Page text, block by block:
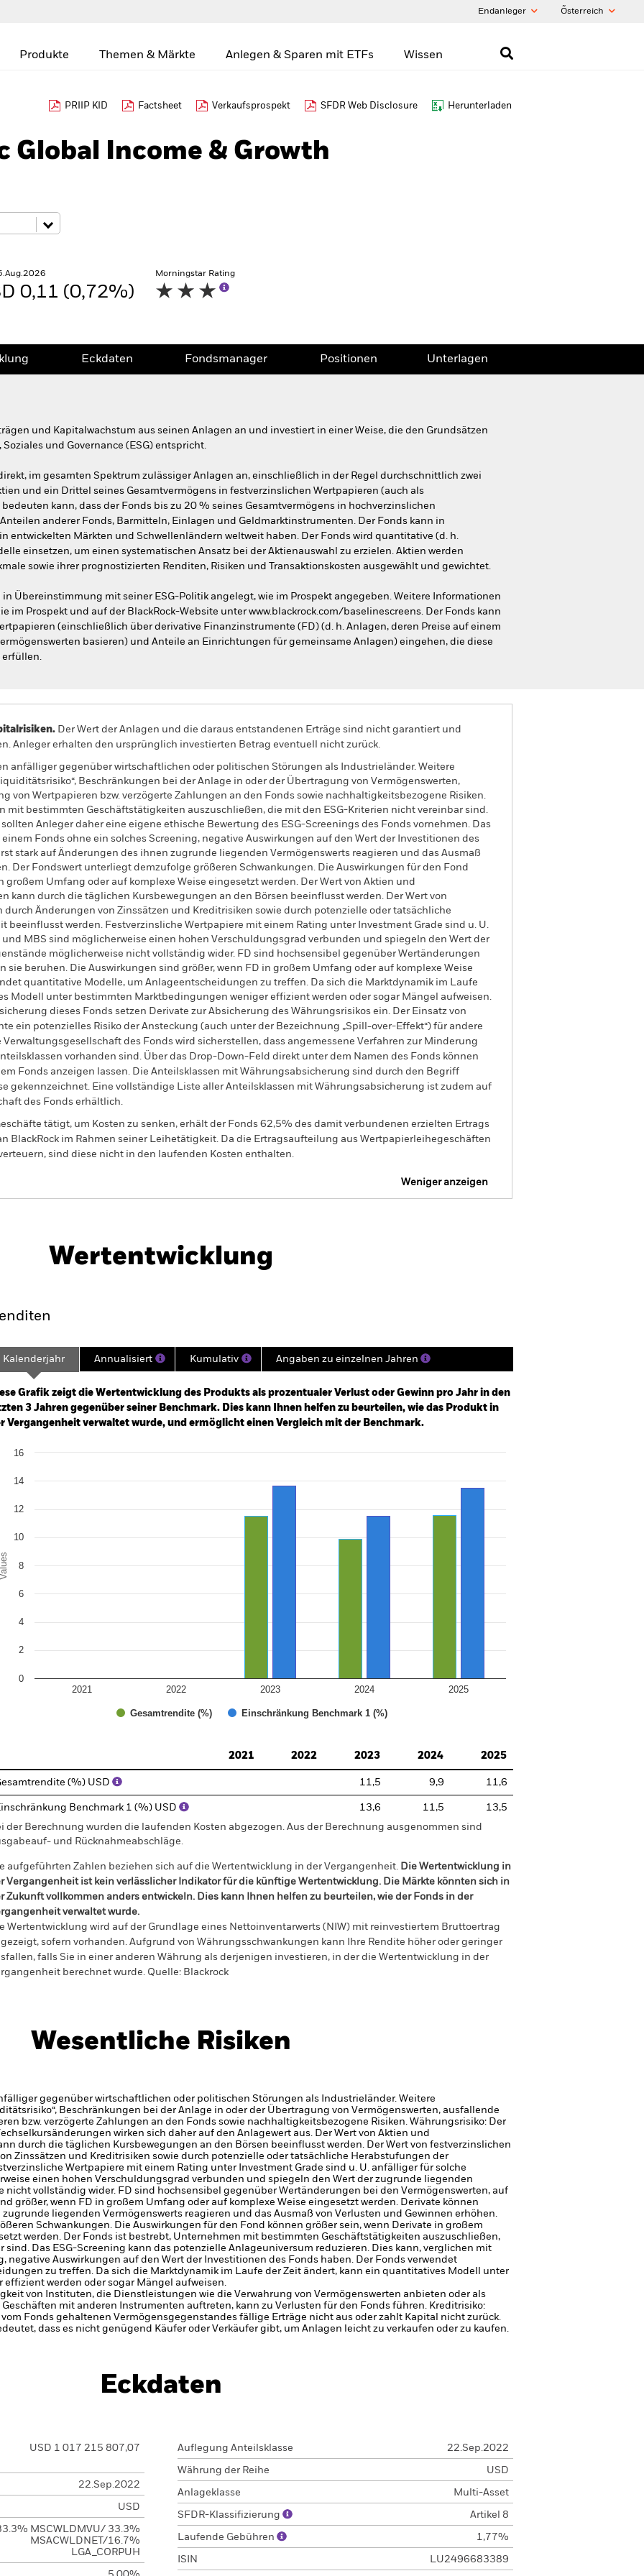
Endanleger Õsterreich
Produkte Themen & Märkte Anlegen & Sparen mit ETFs Wissen
PRIIP KID Factsheet Verkaufsprospekt SFDR Web Disclosure Herunterladen
Global Income & Growth
0,11 (0,72%)
Morningstar Rating
Eckdaten Fondsmanager Positionen Unterlagen
und Kapitalwachstum aus seinen Anlagen an und investiert in einer Weise, die den Grundsätzen
und Governance (ESG) entspricht.
im gesamten Spektrum zulässiger Anlagen an, einschließlich in der Regel durchschnittlich zwei
und ein Drittel seines Gesamtvermögens in festverzinslichen Wertpapieren (auch als
kann, dass der Fonds bis zu 20 % seines Gesamtvermögens in hochverzinslichen
anderer Fonds, Barmitteln, Einlagen und Geldmarktinstrumenten. Der Fonds kann in
entwickelten Märkten und Schwellenländern weltweit haben. Der Fonds wird quantitative (d. h.
einsetzen, um einen systematischen Ansatz bei der Aktienauswahl zu erzielen. Aktien werden
sowie ihrer prognostizierten Renditen, Risiken und Transaktionskosten ausgewählt und gewichtet.
in Übereinstimmung mit seiner ESG-Politik angelegt, wie im Prospekt angegeben. Weitere Informationen
im Prospekt und auf der BlackRock-Website unter www.blackrock.com/baselinescreens. Der Fonds kann
(einschließlich über derivative Finanzinstrumente (FD) (d. h. Anlagen, deren Preise auf einem
basieren) und Anteile an Einrichtungen für gemeinsame Anlagen) eingehen, die diese
erfüllen.
Der Wert der Anlagen und die daraus entstandenen Erträge sind nicht garantiert und
Anleger erhalten den ursprünglich investierten Betrag eventuell nicht zurück.
anfälliger gegenüber wirtschaftlichen oder politischen Störungen als Industrieländer. Weitere
Beschränkungen bei der Anlage in oder der Übertragung von Vermögenswerten,
von Wertpapieren bzw. verzögerte Zahlungen an den Fonds sowie nachhaltigkeitsbezogene Risiken.
mit bestimmten Geschäftstätigkeiten auszuschließen, die mit den ESG-Kriterien nicht vereinbar sind.
Anleger daher eine eigene ethische Bewertung des ESG-Screenings des Fonds vornehmen. Das
Fonds ohne ein solches Screening, negative Auswirkungen auf den Wert der Investitionen des
stark auf Änderungen des ihnen zugrunde liegenden Vermögenswerts reagieren und das Ausmaß
Der Fondswert unterliegt demzufolge größeren Schwankungen. Die Auswirkungen für den Fond
großem Umfang oder auf komplexe Weise eingesetzt werden. Der Wert von Aktien und
kann durch die täglichen Kursbewegungen an den Börsen beeinflusst werden. Der Wert von
Änderungen von Zinssätzen und Kreditrisiken sowie durch potenzielle oder tatsächliche
beeinflusst werden. Festverzinsliche Wertpapiere mit einem Rating unter Investment Grade sind u. U.
MBS sind möglicherweise einen hohen Verschuldungsgrad verbunden und spiegeln den Wert der
möglicherweise nicht vollständig wider. FD sind hochsensibel gegenüber Wertänderungen
sie beruhen. Die Auswirkungen sind größer, wenn FD in großem Umfang oder auf komplexe Weise
quantitative Modelle, um Anlageentscheidungen zu treffen. Da sich die Marktdynamik im Laufe
Modell unter bestimmten Marktbedingungen weniger effizient werden oder sogar Mängel aufweisen.
dieses Fonds setzen Derivate zur Absicherung des Währungsrisikos ein. Der Einsatz von
ein potenzielles Risiko der Ansteckung (auch unter der Bezeichnung „Spill-over-Effekt“) für andere
des Fonds wird sicherstellen, dass angemessene Verfahren zur Minderung
vorhanden sind. Über das Drop-Down-Feld direkt unter dem Namen des Fonds können
Fonds anzeigen lassen. Die Anteilsklassen mit Währungsabsicherung sind durch den Begriff
gekennzeichnet. Eine vollständige Liste aller Anteilsklassen mit Währungsabsicherung ist zudem auf
des Fonds erhältlich.
tätigt, um Kosten zu senken, erhält der Fonds 62,5% des damit verbundenen erzielten Ertrags
BlackRock im Rahmen seiner Leihetätigkeit. Da die Ertragsaufteilung aus Wertpapierleihegeschäften
sind diese nicht in den laufenden Kosten enthalten.
Weniger anzeigen
Herunterladen
Wertentwicklung
2022-08-31 00:00:00 to 2026-07-31 00:00:00.
0 to 60.
Kalenderjahr Annualisiert Kumulativ Angaben zu einzelnen Jahren
Grafik zeigt die Wertentwicklung des Produkts als prozentualer Verlust oder Gewinn pro Jahr in den
3 Jahren gegenüber seiner Benchmark. Dies kann Ihnen helfen zu beurteilen, wie das Produkt in
Vergangenheit verwaltet wurde, und ermöglicht einen Vergleich mit der Benchmark.
chart with 2 data series.
chart has 1 Y axis displaying Values. Range: 0 to 16.
Values
Gesamtrendite (%) Einschränkung Benchmark 1 (%)
2021 2022 2023 2024 2025
0
2
4
6
8
10
12
14
16
2021
2022 2023 2024 2025
(%) USD 11,5 9,9 11,6
Benchmark 1 (%) USD 13,6 11,5
13,5
der Berechnung wurden die laufenden Kosten abgezogen. Aus der Berechnung ausgenommen sind
und Rücknahmeabschläge.
aufgeführten Zahlen beziehen sich auf die Wertentwicklung in der Vergangenheit. Die Wertentwicklung in
Vergangenheit ist kein verlässlicher Indikator für die künftige Wertentwicklung. Die Märkte könnten sich in
Zukunft vollkommen anders entwickeln. Dies kann Ihnen helfen zu beurteilen, wie der Fonds in der
verwaltet wurde.
Wertentwicklung wird auf der Grundlage eines Nettoinventarwerts (NIW) mit reinvestiertem Bruttoertrag
sofern vorhanden. Aufgrund von Währungsschwankungen kann Ihre Rendite höher oder geringer
falls Sie in einer anderen Währung als derjenigen investieren, in der die Wertentwicklung in der
berechnet wurde. Quelle: Blackrock
Wesentliche Risiken
gegenüber wirtschaftlichen oder politischen Störungen als Industrieländer. Weitere
Beschränkungen bei der Anlage in oder der Übertragung von Vermögenswerten, ausfallende
bzw. verzögerte Zahlungen an den Fonds sowie nachhaltigkeitsbezogene Risiken. Währungsrisiko: Der
wirken sich daher auf den Anlagewert aus. Der Wert von Aktien und
durch die täglichen Kursbewegungen an den Börsen beeinflusst werden. Der Wert von festverzinslichen
Zinssätzen und Kreditrisiken sowie durch potenzielle oder tatsächliche Herabstufungen der
Wertpapiere mit einem Rating unter Investment Grade sind u. U. anfälliger für solche
einen hohen Verschuldungsgrad verbunden und spiegeln den Wert der zugrunde liegenden
nicht vollständig wider. FD sind hochsensibel gegenüber Wertänderungen bei den Vermögenswerten, auf
größer, wenn FD in großem Umfang oder auf komplexe Weise eingesetzt werden. Derivate können
liegenden Vermögenswerts reagieren und das Ausmaß von Verlusten und Gewinnen erhöhen.
Schwankungen. Die Auswirkungen für den Fond können größer sein, wenn Derivate in großem
werden. Der Fonds ist bestrebt, Unternehmen mit bestimmten Geschäftstätigkeiten auszuschließen,
Das ESG-Screening kann das potenzielle Anlageuniversum reduzieren. Dies kann, verglichen mit
negative Auswirkungen auf den Wert der Investitionen des Fonds haben. Der Fonds verwendet
zu treffen. Da sich die Marktdynamik im Laufe der Zeit ändert, kann ein quantitatives Modell unter
werden oder sogar Mängel aufweisen.
von Instituten, die Dienstleistungen wie die Verwahrung von Vermögenswerten anbieten oder als
mit anderen Instrumenten auftreten, kann zu Verlusten für den Fonds führen. Kreditrisiko:
Fonds gehaltenen Vermögensgegenstandes fällige Erträge nicht aus oder zahlt Kapital nicht zurück.
dass es nicht genügend Käufer oder Verkäufer gibt, um Anlagen leicht zu verkaufen oder zu kaufen.
Eckdaten
USD 1 017 215 807,07
22.Sep.2022
USD
MSCWLDMVU/ 33.3%
MSACWLDNET/16.7%
LGA_CORPUH
Auflegung Anteilsklasse 22.Sep.2022
Währung der Reihe USD
Anlageklasse Multi-Asset
SFDR-Klassifizierung Artikel 8
Laufende Gebühren 1,77%
ISIN LU2496683389